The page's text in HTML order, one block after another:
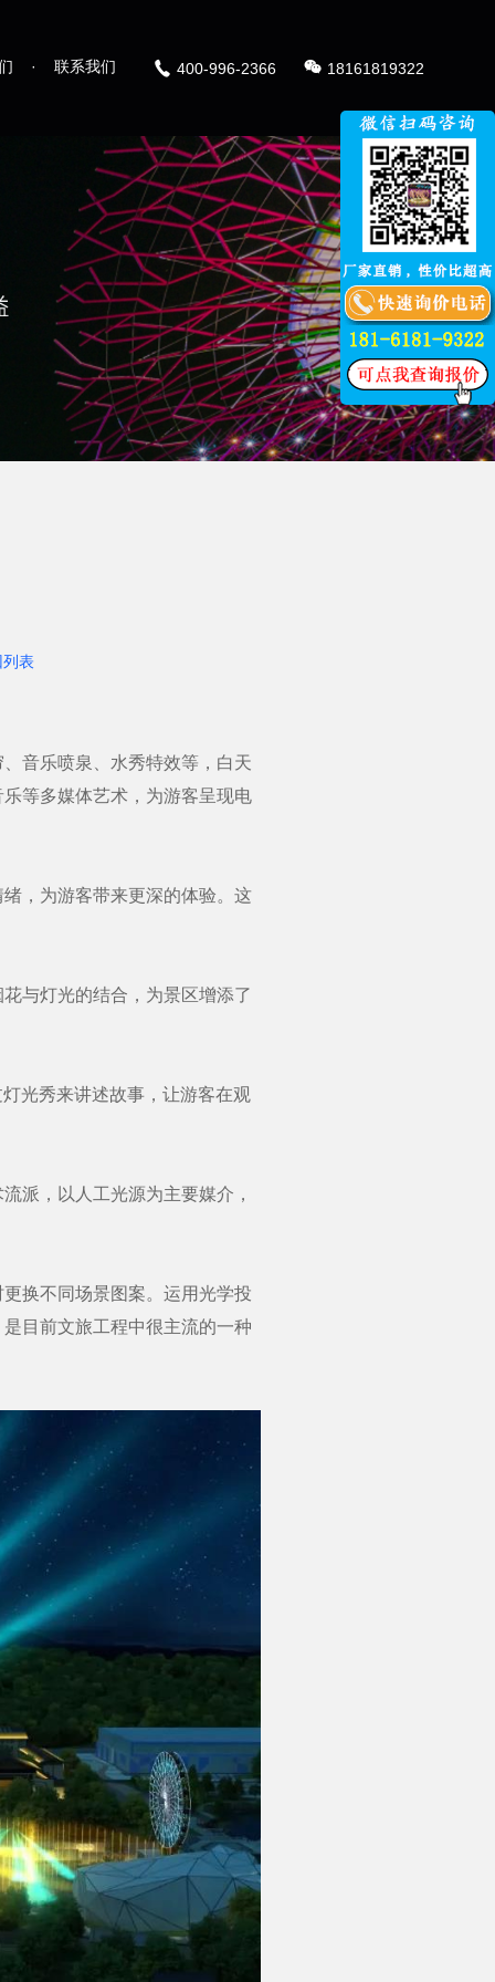
· 联系我们 400-996-2366 18161819322
表
音乐喷泉、水秀特效等，白天
等多媒体艺术，为游客呈现电
，为游客带来更深的体验。这
与灯光的结合，为景区增添了
光秀来讲述故事，让游客在观
，以人工光源为主要媒介，
换不同场景图案。运用光学投
目前文旅工程中很主流的一种